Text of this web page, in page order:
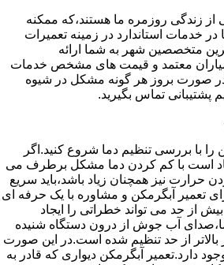
زندگی روزمره ما هستند،که ممکنه
خدمات استاندارد در زمینه تعمیرات
متخصصین شهر به شما ارائه
معتمد و قیمت های مشخص خدمات
در صورت بروز هر گونه مشکل در شیوه
پشتیبانی تماس بگیرید.
را با بررسی تنظیم دما شروع کنید.اگر
است با کم کردن دما مشکل برطرف می
حرارت نیز همچنان زیاد باشد،باید سریع
تعمیر آبگرمکن و مشاوره با یک حرفه ای
از حد می تواند خطراتی را ایجاد
آب جوش از درون دستگاه شنیده
از حد تنظیم شده است.در این صورت
دارد.تعمیر آبگرمکن دیواری که قادر به